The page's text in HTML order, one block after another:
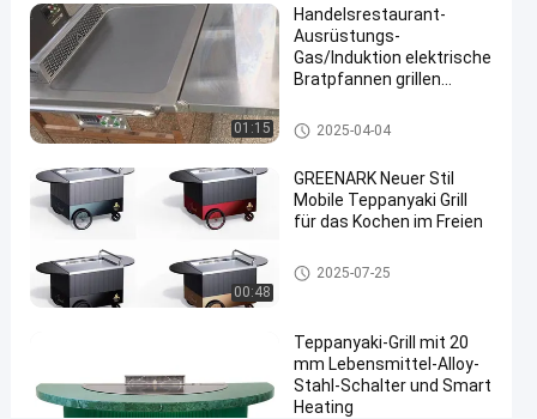
Grill
#
teppanyaki
Tabellengrill
#
teppanyaki
Grill
cooktop
b
d
01:15
Handelsrestaurant-
Ausrüstungs-
Gas/Induktion elektrische
Bratpfannen grillen
Tabelle
Teppanyaki-Grill-Tabelle
2025-04-04
00:48
GREENARK Neuer Stil
Mobile Teppanyaki Grill
für das Kochen im Freien
Teppanyaki-Grill-Tabelle
2025-07-25
Teppanyaki-Grill mit 20
mm Lebensmittel-Alloy-
Stahl-Schalter und Smart
Heating